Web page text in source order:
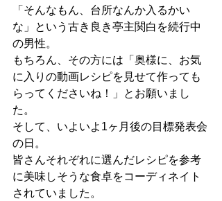
「そんなもん、台所なんか入るかい
な」という古き良き亭主関白を続行中
の男性。
もちろん、その方には「奥様に、お気
に入りの動画レシピを見せて作っても
らってくださいね！」とお願いまし
た。
そして、いよいよ1ヶ月後の目標発表会
の日。
皆さんそれぞれに選んだレシピを参考
に美味しそうな食卓をコーディネイト
されていました。